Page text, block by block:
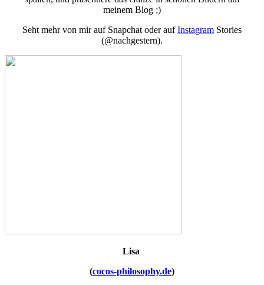
meinem Blog ;)
Seht mehr von mir auf Snapchat oder aufInstagram Stories
(@nachgestern).
Lisa
(cocos-philosophy.de)